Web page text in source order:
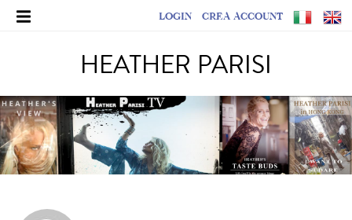
LOGIN CREA ACCOUNT
HEATHER PARISI